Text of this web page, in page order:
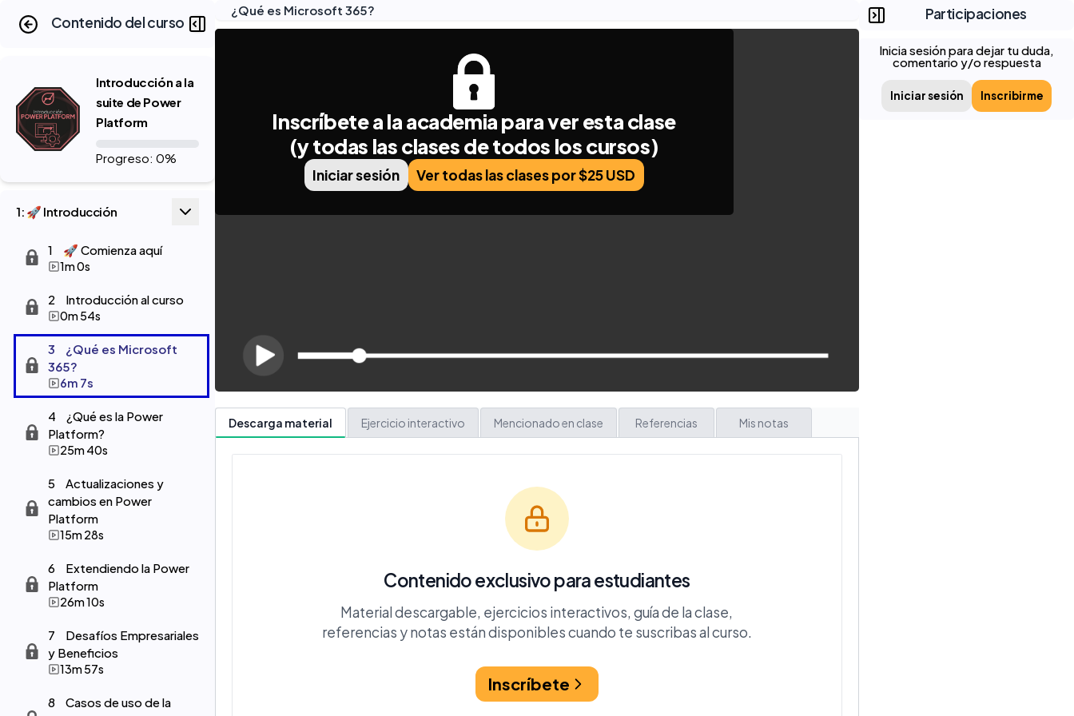
Contenido del curso
Introducción a la
suite de Power
Platform
Progreso: 0%
1: 🚀 Introducción
1 🚀 Comienza aquí
1m 0s
2 Introducción al curso
0m 54s
3
¿Qué es Microsoft
365?
6m 7s
4
¿Qué es la Power
Platform?
25m 40s
5
Actualizaciones y
cambios en Power
Platform
15m 28s
6
Extendiendo la Power
Platform
26m 10s
7
Desafíos Empresariales
y Beneficios
13m 57s
8
Casos de uso de la
¿Qué es Microsoft 365?
Inscríbete a la academia para ver esta clase
(y todas las clases de todos los cursos)
Iniciar sesión Ver todas las clases por $25 USD
Descarga material Ejercicio interactivo Mencionado en clase Referencias Mis notas
Contenido exclusivo para estudiantes
Material descargable, ejercicios interactivos, guía de la clase,
referencias y notas están disponibles cuando te suscribas al curso.
Inscríbete
Participaciones
Inicia sesión para dejar tu duda,
comentario y/o respuesta
Iniciar sesión Inscribirme